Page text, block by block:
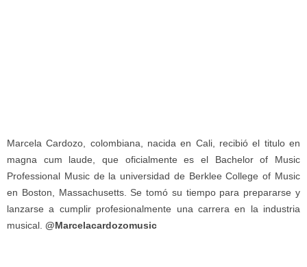
Marcela Cardozo, colombiana, nacida en Cali, recibió el titulo en
magna cum laude, que oficialmente es el Bachelor of Music
Professional Music de la universidad de Berklee College of Music
en Boston, Massachusetts. Se tomó su tiempo para prepararse y
lanzarse a cumplir profesionalmente una carrera en la industria
musical. @Marcelacardozomusic